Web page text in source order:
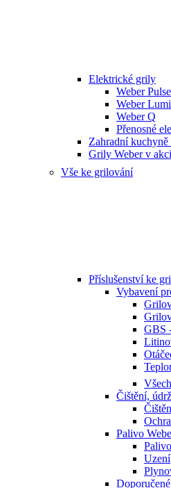
Elektrické grily
Weber Pulse
Weber
Weber Q
Přenosné
Zahradní kuchyně
Grily Weber v akci
Vše ke grilování
Příslušenství ke
Vybavení
GBS
Čištění,
Palivo
Uzení